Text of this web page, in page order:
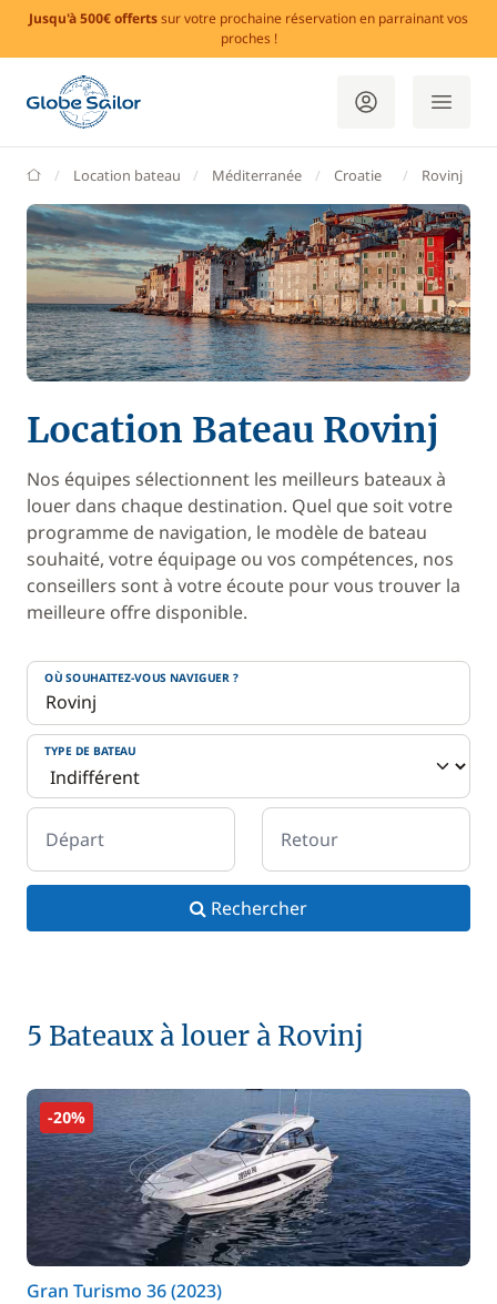
Jusqu'à 500€ offertssur votre prochaine réservation en parrainant vos
proches !
GlobeSailor
Location bateau Méditerranée Croatie Rovinj
Location Bateau Rovinj
Nos équipes sélectionnent les meilleurs bateaux à
louer dans chaque destination. Quel que soit votre
programme de navigation, le modèle de bateau
souhaité, votre équipage ou vos compétences, nos
conseillers sont à votre écoute pour vous trouver la
meilleure offre disponible.
OÙ SOUHAITEZ-VOUS NAVIGUER ?
TYPE DE BATEAU
Départ Retour
Rechercher
5 Bateaux à louer à Rovinj
-20%
Gran Turismo 36 (2023)